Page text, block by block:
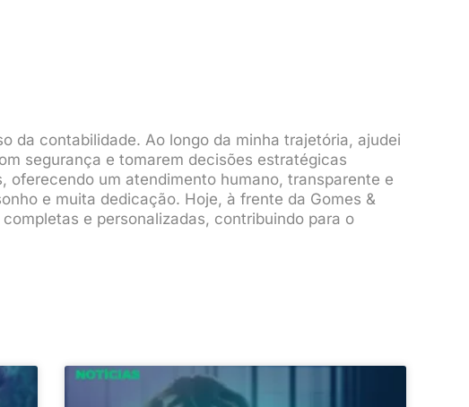
da contabilidade. Ao longo da minha trajetória, ajudei
segurança e tomarem decisões estratégicas
oferecendo um atendimento humano, transparente e
e muita dedicação. Hoje, à frente da Gomes &
e personalizadas, contribuindo para o